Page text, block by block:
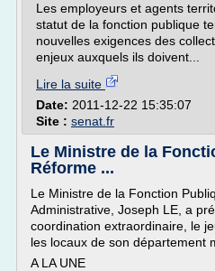
Les employeurs et agents
statut de la fonction publique
nouvelles exigences des
enjeux auxquels ils doivent...
Lire la suite
Date: 2011-12-22 15:35:07
Site : senat.fr
Le Ministre de la
Réforme ...
Le Ministre de la Fonction
Administrative, Joseph LE, a
coordination extraordinaire, le
les locaux de son département
A LA UNE